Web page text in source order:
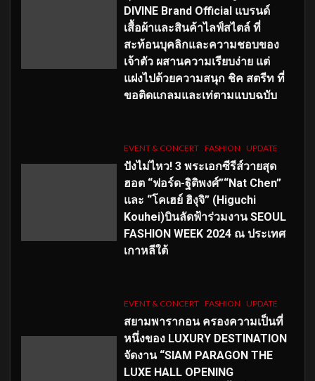
DIVINE Brand Official แบรนด์
เสื้อผ้าและสินค้าไลฟ์สไตล์ ที่
สะท้อนบุคลิกและความชอบของ
เจ้าตัว ผสานความเรียบง่าย แต่
แฝงไปด้วยความสนุก ชิค สตรีท ที่
ขอติดแกลมและเท่ตามแบบฉบับ
EVENT & CONCERT FASHION UPDATE
ปังไม่ไหว! 3 พระเอกซีรีส์วายสุด
ฮอต “ฟอร์ด-ฐิติพงศ์”“Nat Chen”
และ “โคเฮย์ ฮิงุจิ” (Higuchi
Kouhei)บินลัดฟ้าร่วมงาน SEOUL
FASHION WEEK 2024 ณ ประเทศ
เกาหลีใต้
EVENT & CONCERT FASHION UPDATE
สยามพารากอน ครองความเป็นที่
หนึ่งของ LUXURY DESTINATION
จัดงาน “SIAM PARAGON THE
LUXE HALL OPENING